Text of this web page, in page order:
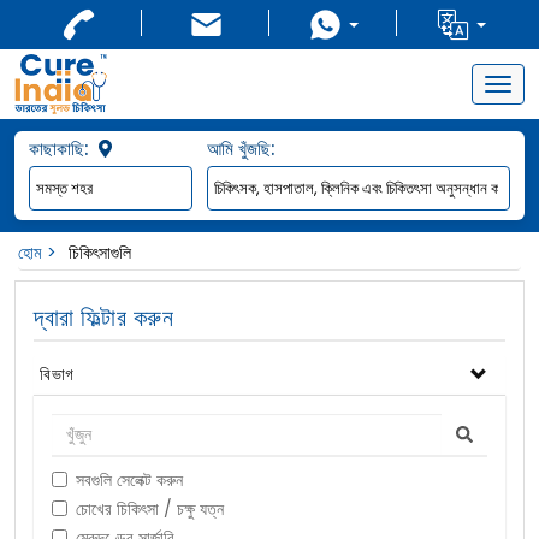
কাছাকাছি: আমি খুঁজছি:
হোম চিকিৎসাগুলি
দ্বারা ফিল্টার করুন
বিভাগ
সবগুলি সেলেক্ট করুন
চোখের চিকিৎসা / চক্ষু যত্ন